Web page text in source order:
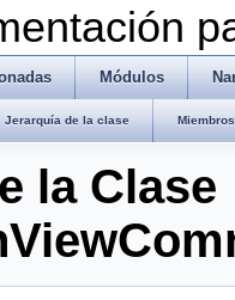
Módulos
Jerarquía de la clase
la Clase